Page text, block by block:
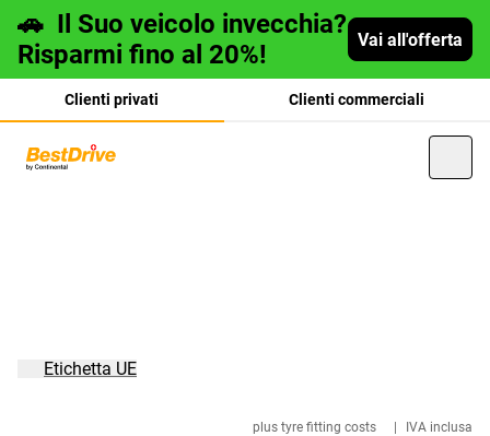
🚗 Il Suo veicolo invecchia?
Risparmi fino al 20%!
Vai all'offerta
Clienti privati Clienti commerciali
plus tyre fitting costs IVA inclusa
Etichetta UE